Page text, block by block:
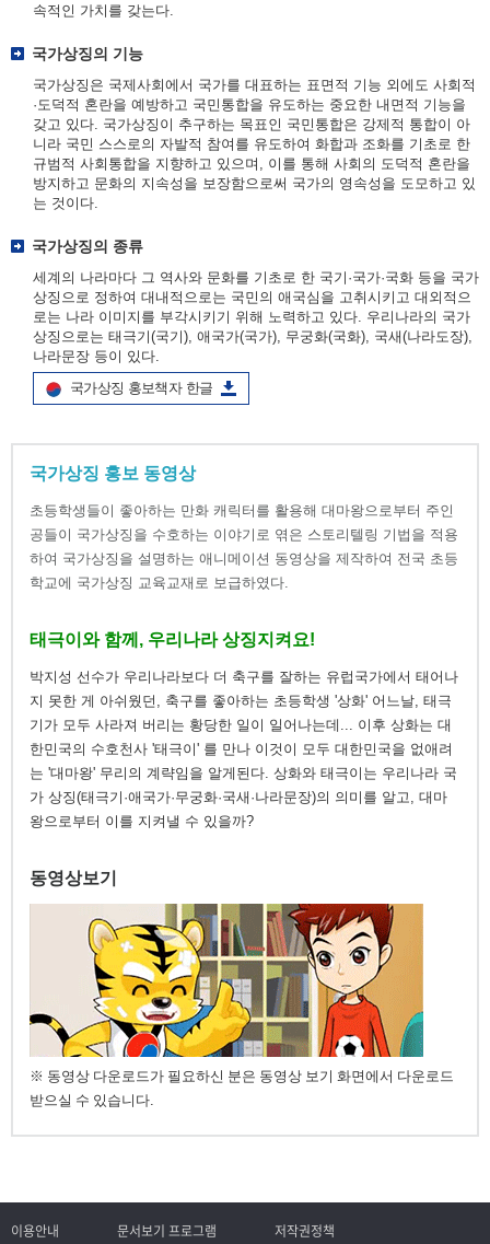
속적인 가치를 갖는다.
국가상징의 기능
국가상징은 국제사회에서 국가를 대표하는 표면적 기능 외에도 사회적
·도덕적 혼란을 예방하고 국민통합을 유도하는 중요한 내면적 기능을
갖고 있다. 국가상징이 추구하는 목표인 국민통합은 강제적 통합이 아
니라 국민 스스로의 자발적 참여를 유도하여 화합과 조화를 기초로 한
규범적 사회통합을 지향하고 있으며, 이를 통해 사회의 도덕적 혼란을
방지하고 문화의 지속성을 보장함으로써 국가의 영속성을 도모하고 있
는 것이다.
국가상징의 종류
세계의 나라마다 그 역사와 문화를 기초로 한 국기·국가·국화 등을 국가
상징으로 정하여 대내적으로는 국민의 애국심을 고취시키고 대외적으
로는 나라 이미지를 부각시키기 위해 노력하고 있다. 우리나라의 국가
상징으로는 태극기(국기), 애국가(국가), 무궁화(국화), 국새(나라도장),
나라문장 등이 있다.
국가상징 홍보책자 한글
국가상징 홍보 동영상
초등학생들이 좋아하는 만화 캐릭터를 활용해 대마왕으로부터 주인
공들이 국가상징을 수호하는 이야기로 엮은 스토리텔링 기법을 적용
하여 국가상징을 설명하는 애니메이션 동영상을 제작하여 전국 초등
학교에 국가상징 교육교재로 보급하였다.
태극이와 함께, 우리나라 상징지켜요!
박지성 선수가 우리나라보다 더 축구를 잘하는 유럽국가에서 태어나
지 못한 게 아쉬웠던, 축구를 좋아하는 초등학생 '상화' 어느날, 태극
기가 모두 사라져 버리는 황당한 일이 일어나는데... 이후 상화는 대
한민국의 수호천사 '태극이' 를 만나 이것이 모두 대한민국을 없애려
는 '대마왕' 무리의 계략임을 알게된다. 상화와 태극이는 우리나라 국
가 상징(태극기·애국가·무궁화·국새·나라문장)의 의미를 알고, 대마
왕으로부터 이를 지켜낼 수 있을까?
동영상보기
※ 동영상 다운로드가 필요하신 분은 동영상 보기 화면에서 다운로드
받으실 수 있습니다.
이용안내 문서보기 프로그램 저작권정책